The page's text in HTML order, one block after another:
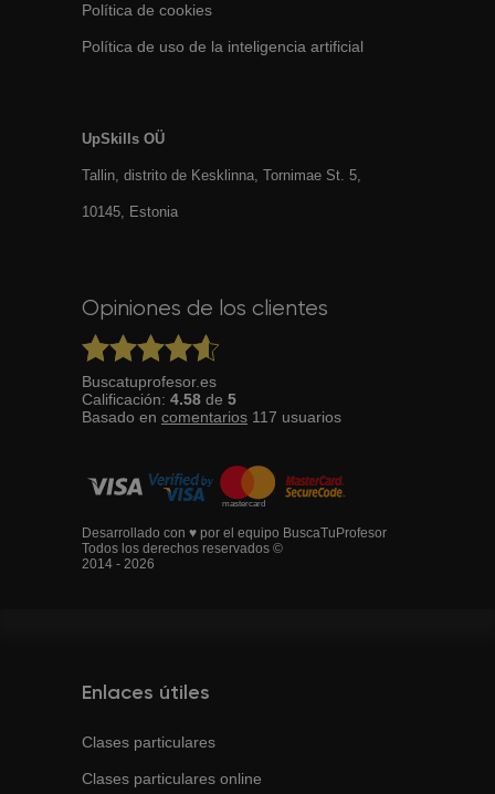
Política de cookies
Política de uso de la inteligencia artificial
UpSkills OÜ
Tallin, distrito de Kesklinna, Tornimаe St. 5,
10145, Estonia
Opiniones de los clientes
Buscatuprofesor.es
Calificación: 4.58 de 5
Basado en comentarios 117 usuarios
Desarrollado con ♥ por el equipo BuscaTuProfesor
Todos los derechos reservados ©
2014 - 2026
Enlaces útiles
Clases particulares
Clases particulares online